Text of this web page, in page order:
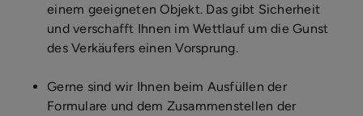
einem geeigneten Objekt. Das gibt Sicherheit
und verschafft Ihnen im Wettlauf um die Gunst
des Verkäufers einen Vorsprung.
Gerne sind wir Ihnen beim Ausfüllen der
Formulare und dem Zusammenstellen der